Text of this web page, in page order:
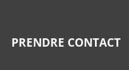
PRENDRE CONTACT